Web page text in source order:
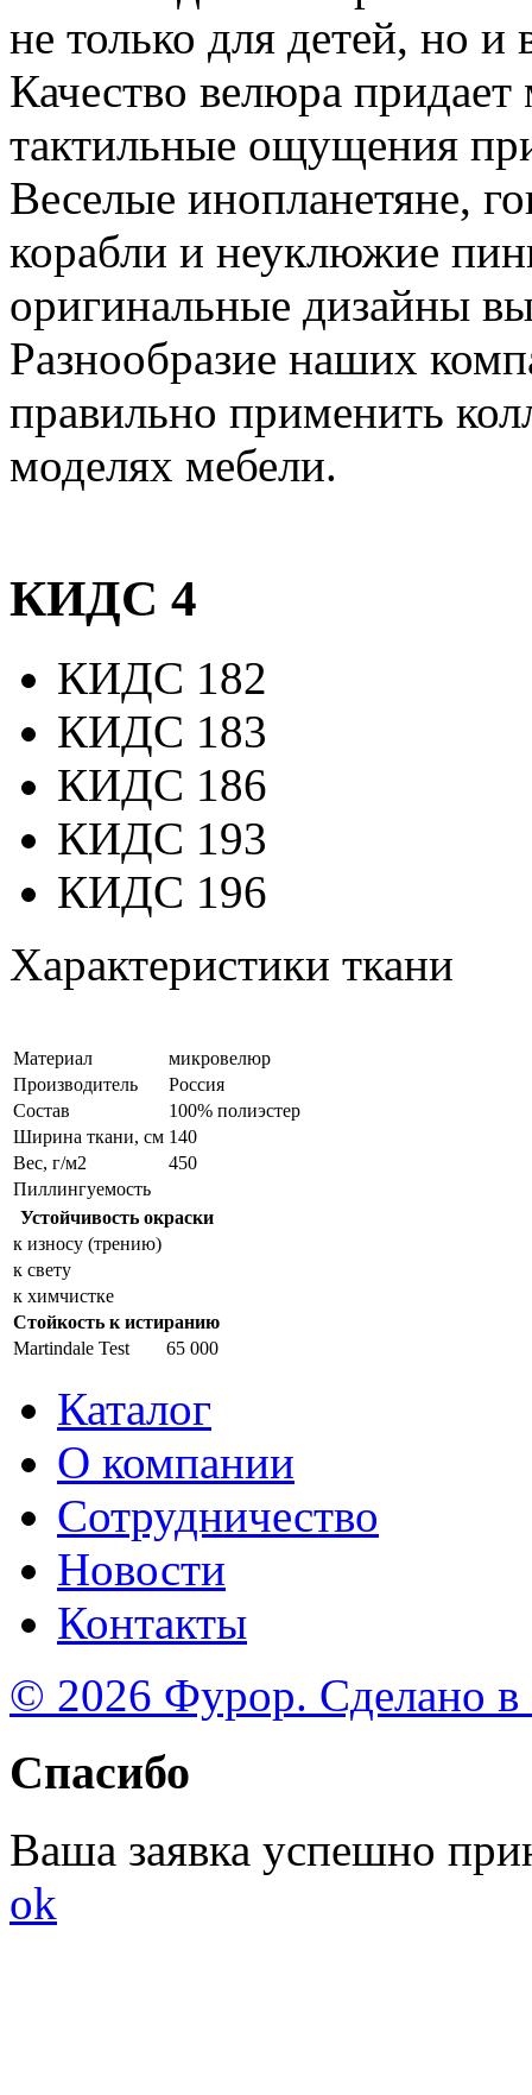
не только для детей, но и
Качество велюра
тактильные ощущения
Веселые инопланетяне,
корабли и неуклюжие
оригинальные дизайны
Разнообразие наших
правильно применить
моделях мебели.
КИДС 4
КИДС 182
КИДС 183
КИДС 186
КИДС 193
КИДС 196
Характеристики ткани
Материал
микровелюр
Производитель
Россия
Состав
100% полиэстер
Ширина ткани, см 140
Вес, г/м2
450
Пиллингуемость
Устойчивость окраски
к износу (трению)
к свету
к химчистке
Стойкость к истиранию
Martindale Test
65 000
Каталог
О компании
Сотрудничество
Новости
Контакты
© 2026 Фурор. Сделано в
Спасибо
Ваша заявка успешно
ok